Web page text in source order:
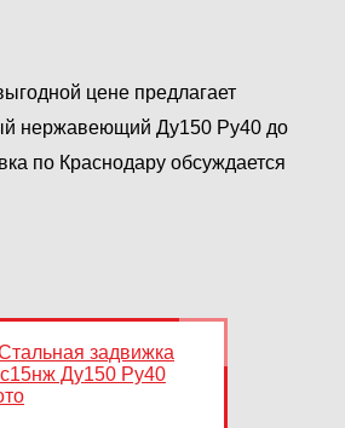
цене предлагает
нержавеющий Ду150 Ру40 до
по Краснодару обсуждается